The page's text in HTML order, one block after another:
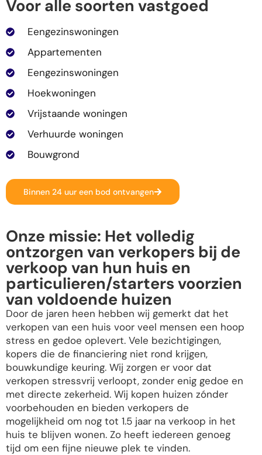
Voor alle soorten vastgoed
Eengezinswoningen
Appartementen
Eengezinswoningen
Hoekwoningen
Vrijstaande woningen
Verhuurde woningen
Bouwgrond
Binnen 24 uur een bod ontvangen
Onze missie: Het volledig
ontzorgen van verkopers bij de
verkoop van hun huis en
particulieren/starters voorzien
van voldoende huizen
Door de jaren heen hebben wij gemerkt dat het
verkopen van een huis voor veel mensen een hoop
stress en gedoe oplevert. Vele bezichtigingen,
kopers die de financiering niet rond krijgen,
bouwkundige keuring. Wij zorgen er voor dat
verkopen stressvrij verloopt, zonder enig gedoe en
met directe zekerheid. Wij kopen huizen zónder
voorbehouden en bieden verkopers de
mogelijkheid om nog tot 1.5 jaar na verkoop in het
huis te blijven wonen. Zo heeft iedereen genoeg
tijd om een fijne nieuwe plek te vinden.